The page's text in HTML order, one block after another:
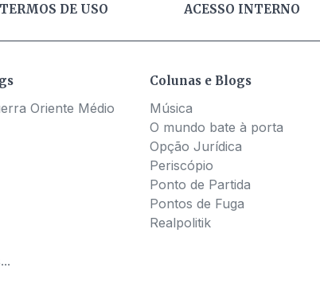
TERMOS DE USO ACESSO INTERNO
Oriente Médio
Colunas e Blogs
Música
O mundo bate à porta
Opção Jurídica
Periscópio
Ponto de Partida
Pontos de Fuga
Realpolitik